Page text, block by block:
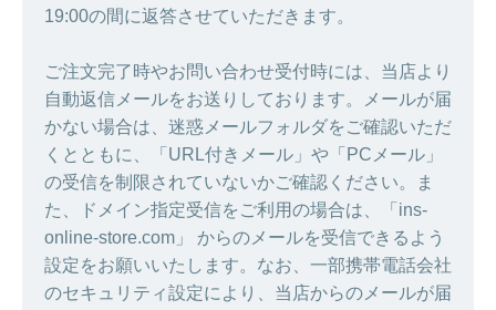
19:00の間に返答させていただきます。
ご注文完了時やお問い合わせ受付時には、当店より
自動返信メールをお送りしております。メールが届
かない場合は、迷惑メールフォルダをご確認いただ
くとともに、「URL付きメール」や「PCメール」
の受信を制限されていないかご確認ください。ま
た、ドメイン指定受信をご利用の場合は、「ins-
online-store.com」 からのメールを受信できるよう
設定をお願いいたします。なお、一部携帯電話会社
のセキュリティ設定により、当店からのメールが届